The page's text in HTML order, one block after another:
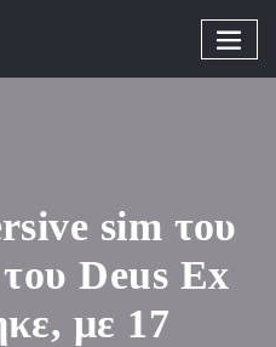
sim του
Deus Ex
με 17